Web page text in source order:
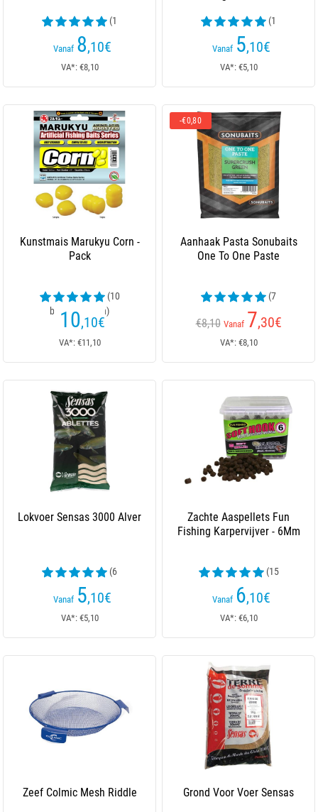
(1
beoordelingen)
Vanaf 8,10€
VA*: €8,10
(1
beoordelingen)
Vanaf 5,10€
VA*: €5,10
Kunstmais Marukyu Corn -
Pack
(10
beoordelingen)
10,10€
VA*: €11,10
-€0,80
Aanhaak Pasta Sonubaits
One To One Paste
(7
beoordelingen)
€8,10 Vanaf 7,30€
VA*: €8,10
Lokvoer Sensas 3000 Alver
(6
beoordelingen)
Vanaf 5,10€
VA*: €5,10
Zachte Aaspellets Fun
Fishing Karpervijver - 6Mm
(15
beoordelingen)
Vanaf 6,10€
VA*: €6,10
Zeef Colmic Mesh Riddle Grond Voor Voer Sensas